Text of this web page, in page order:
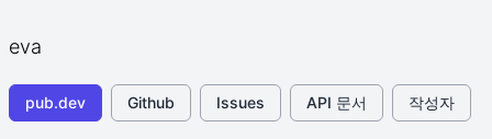
eva
pub.dev Github Issues API 문서 작성자